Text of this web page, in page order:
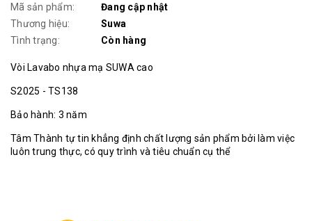
Mã sản phẩm:
Đang cập nhật
Thương hiệu:
Suwa
Tình trạng:
Còn hàng
Vòi Lavabo nhựa mạ SUWA cao
S2025 - TS138
Bảo hành: 3 năm
Tâm Thành tự tin khẳng định chất lượng sản phẩm bởi làm việc
luôn trung thực, có quy trình và tiêu chuẩn cụ thể